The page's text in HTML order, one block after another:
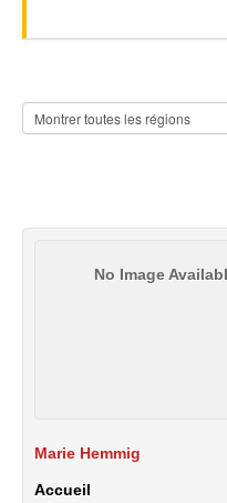
Une bonne adresse en Drome
No Image
Marie Hemmig
Accueil